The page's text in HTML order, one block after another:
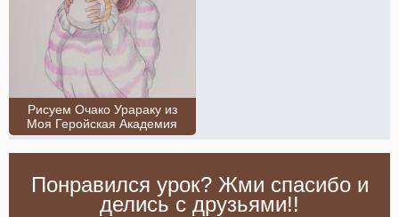
Рисуем Очако Урараку из
Моя Геройская Академия
Понравился урок? Жми спасибо и
делись с друзьями!!